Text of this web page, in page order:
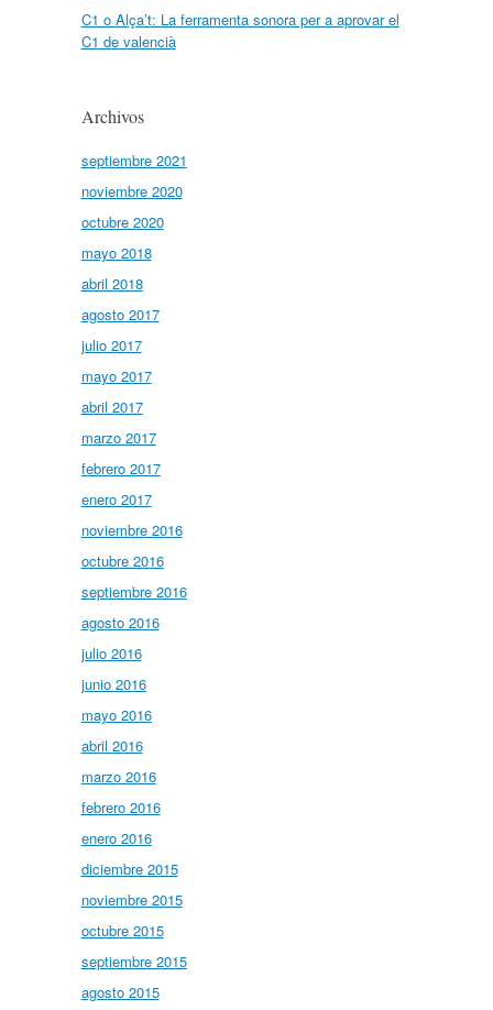
C1 o Alça’t: La ferramenta sonora per a aprovar el
C1 de valencià
Archivos
septiembre 2021
noviembre 2020
octubre 2020
mayo 2018
abril 2018
agosto 2017
julio 2017
mayo 2017
abril 2017
marzo 2017
febrero 2017
enero 2017
noviembre 2016
octubre 2016
septiembre 2016
agosto 2016
julio 2016
junio 2016
mayo 2016
abril 2016
marzo 2016
febrero 2016
enero 2016
diciembre 2015
noviembre 2015
octubre 2015
septiembre 2015
agosto 2015